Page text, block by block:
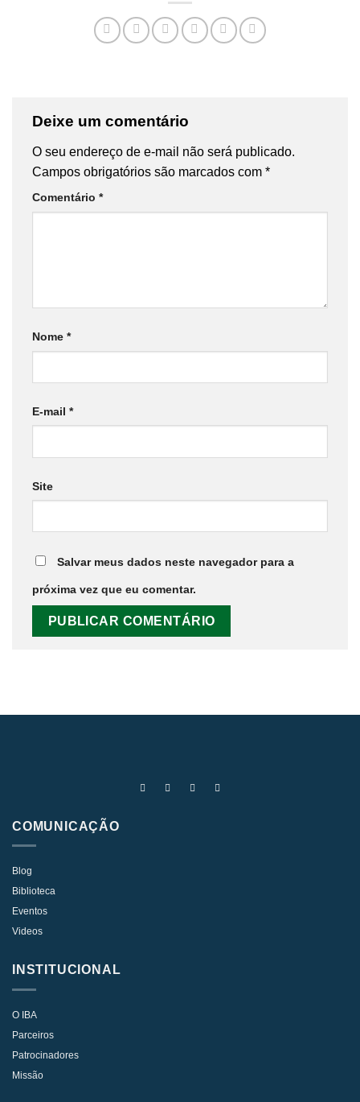
Deixe um comentário
O seu endereço de e-mail não será publicado.
Campos obrigatórios são marcados com *
Comentário *
Nome *
E-mail *
Site
Salvar meus dados neste navegador para a
próxima vez que eu comentar.
COMUNICAÇÃO
Blog
Biblioteca
Eventos
Videos
INSTITUCIONAL
O IBA
Parceiros
Patrocinadores
Missão